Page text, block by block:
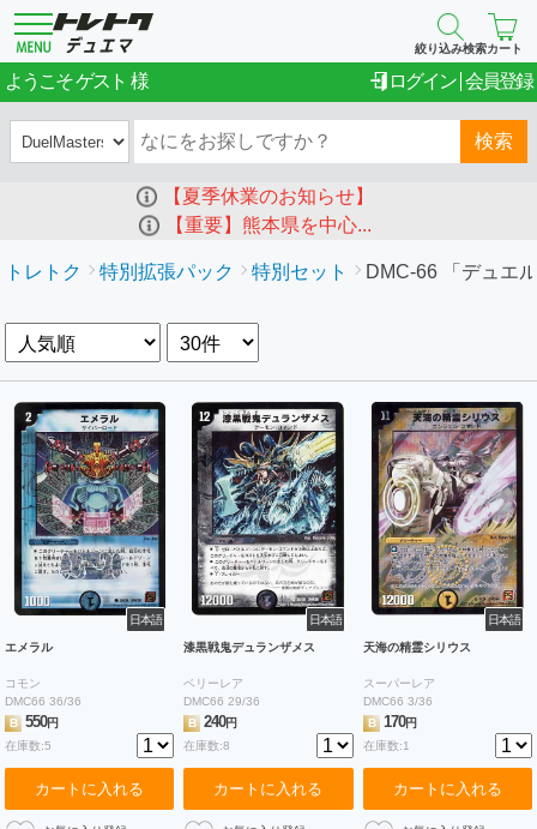
絞り込み検索カート
ようこそゲスト ログイン 会員登録
検索
【夏季休業のお知らせ】
【重要】熊本県を中心...
トレトク 特別拡張パック 特別セット DMC-66 「デュエ
日本語
エメラル
コモン
DMC66 36/36
B
550円
在庫数:5
カートに入れる
日本語
漆黒戦鬼デュランザメス
ベリーレア
DMC66 29/36
B
240円
在庫数:8
カートに入れる
日本語
天海の精霊シリウス
スーパーレア
DMC66 3/36
B 170円
在庫数:1
カートに入れる